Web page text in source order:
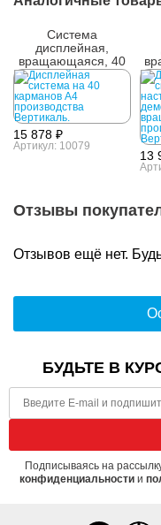
Система
дисплейная,
вращающаяся, 40
демопанелей
15 878 ₽
Артикул: 10079
13
Отзывы
Отзывов ещё нет.
БУДЬТЕ В
Подписываясь на
конфиденциальностии